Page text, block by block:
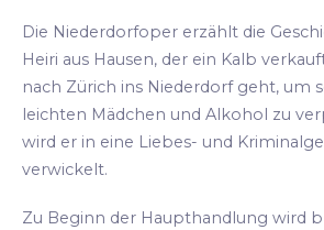
Die Niederdorfoper erzählt die
Heiri aus Hausen, der ein Kalb
nach Zürich ins Niederdorf geht, um
leichten Mädchen und Alkohol zu
wird er in eine Liebes- und
verwickelt.
Zu Beginn der Haupthandlung wird